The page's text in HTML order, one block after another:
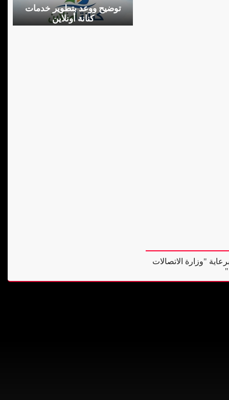
توضيح ووعد بتطوير خدمات
كنانة أونلاين
"وزارة الاتصالات